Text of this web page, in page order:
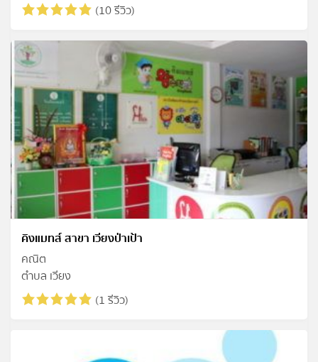
(10 รีวิว)
คิงแมทส์ สาขา เวียงป่าเป้า
คณิต
ตำบล เวียง
(1 รีวิว)